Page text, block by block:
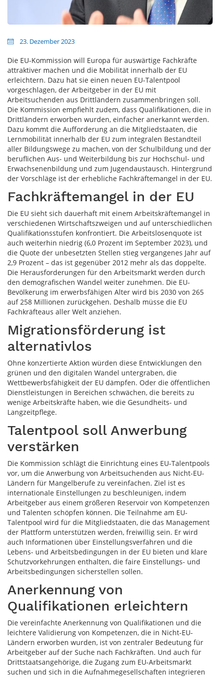
23. Dezember 2023
Die EU-Kommission will Europa für auswärtige Fachkräfte
attraktiver machen und die Mobilität innerhalb der EU
erleichtern. Dazu hat sie einen neuen EU-Talentpool
vorgeschlagen, der Arbeitgeber in der EU mit
Arbeitsuchenden aus Drittländern zusammenbringen soll.
Die Kommission empfiehlt zudem, dass Qualifikationen, die in
Drittländern erworben wurden, einfacher anerkannt werden.
Dazu kommt die Aufforderung an die Mitgliedstaaten, die
Lernmobilität innerhalb der EU zum integralen Bestandteil
aller Bildungswege zu machen, von der Schulbildung und der
beruflichen Aus- und Weiterbildung bis zur Hochschul- und
Erwachsenenbildung und zum Jugendaustausch. Hintergrund
der Vorschläge ist der erhebliche Fachkräftemangel in der EU.
Fachkräftemangel in der EU
Die EU sieht sich dauerhaft mit einem Arbeitskräftemangel in
verschiedenen Wirtschaftszweigen und auf unterschiedlichen
Qualifikationsstufen konfrontiert. Die Arbeitslosenquote ist
auch weiterhin niedrig (6,0 Prozent im September 2023), und
die Quote der unbesetzten Stellen stieg vergangenes Jahr auf
2,9 Prozent – das ist gegenüber 2012 mehr als das doppelte.
Die Herausforderungen für den Arbeitsmarkt werden durch
den demografischen Wandel weiter zunehmen. Die EU-
Bevölkerung im erwerbsfähigen Alter wird bis 2030 von 265
auf 258 Millionen zurückgehen. Deshalb müsse die EU
Fachkräfteaus aller Welt anziehen.
Migrationsförderung ist
alternativlos
Ohne konzertierte Aktion würden diese Entwicklungen den
grünen und den digitalen Wandel untergraben, die
Wettbewerbsfähigkeit der EU dämpfen. Oder die öffentlichen
Dienstleistungen in Bereichen schwächen, die bereits zu
wenige Arbeitskräfte haben, wie die Gesundheits- und
Langzeitpflege.
Talentpool soll Anwerbung
verstärken
Die Kommission schlägt die Einrichtung eines EU-Talentpools
vor, um die Anwerbung von Arbeitsuchenden aus Nicht-EU-
Ländern für Mangelberufe zu vereinfachen. Ziel ist es
internationale Einstellungen zu beschleunigen, indem
Arbeitgeber aus einem größeren Reservoir von Kompetenzen
und Talenten schöpfen können. Die Teilnahme am EU-
Talentpool wird für die Mitgliedstaaten, die das Management
der Plattform unterstützen werden, freiwillig sein. Er wird
auch Informationen über Einstellungsverfahren und die
Lebens- und Arbeitsbedingungen in der EU bieten und klare
Schutzvorkehrungen enthalten, die faire Einstellungs- und
Arbeitsbedingungen sicherstellen sollen.
Anerkennung von
Qualifikationen erleichtern
Die vereinfachte Anerkennung von Qualifikationen und die
leichtere Validierung von Kompetenzen, die in Nicht-EU-
Ländern erworben wurden, ist von zentraler Bedeutung für
Arbeitgeber auf der Suche nach Fachkräften. Und auch für
Drittstaatsangehörige, die Zugang zum EU-Arbeitsmarkt
suchen und sich in die Aufnahmegesellschaften integrieren